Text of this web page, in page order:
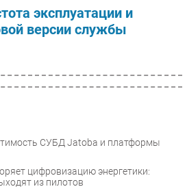
эксплуатации и
версии службы
СУБД Jatoba и платформы
цифровизацию энергетики:
из пилотов